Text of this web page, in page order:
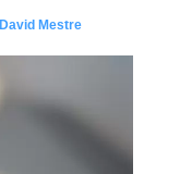
David Mestre